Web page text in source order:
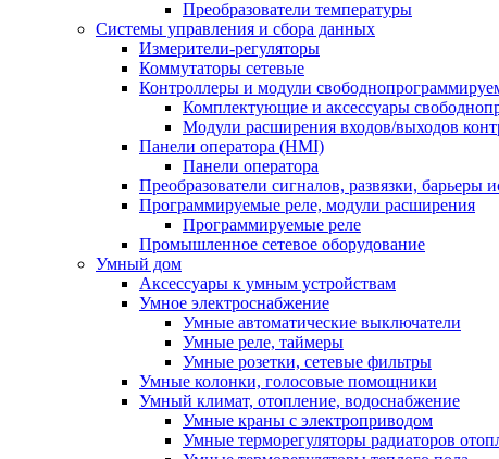
Преобразователи температуры
Системы управления и сбора данных
Измерители-регуляторы
Коммутаторы сетевые
Контроллеры и модули
Комплектующие и аксессуары
Модули расширения входов/выходов
Панели оператора (HMI)
Панели оператора
Преобразователи сигналов, развязки, барьеры
Программируемые реле, модули расширения
Программируемые реле
Промышленное сетевое оборудование
Умный дом
Аксессуары к умным устройствам
Умное электроснабжение
Умные автоматические выключатели
Умные реле, таймеры
Умные розетки, сетевые фильтры
Умные колонки, голосовые помощники
Умный климат, отопление, водоснабжение
Умные краны с электроприводом
Умные терморегуляторы радиаторов